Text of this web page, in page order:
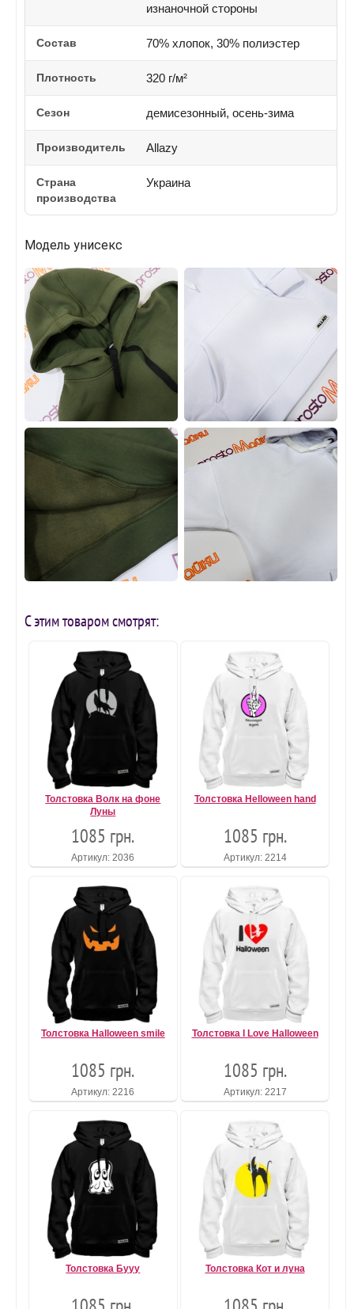
изнаночной стороны
Состав 70% хлопок, 30% полиэстер
Плотность 320 г/м²
Сезон демисезонный, осень-зима
Производитель Allazy
Страна
производства
Украина
Модель унисекс
С этим товаром смотрят:
Толстовка Волк на фоне
Луны
1085 грн.
Артикул: 2036
Толстовка Helloween hand
1085 грн.
Артикул: 2214
Толстовка Halloween smile
1085 грн.
Артикул: 2216
Толстовка I Love Halloween
1085 грн.
Артикул: 2217
Толстовка Бууу Толстовка Кот и луна